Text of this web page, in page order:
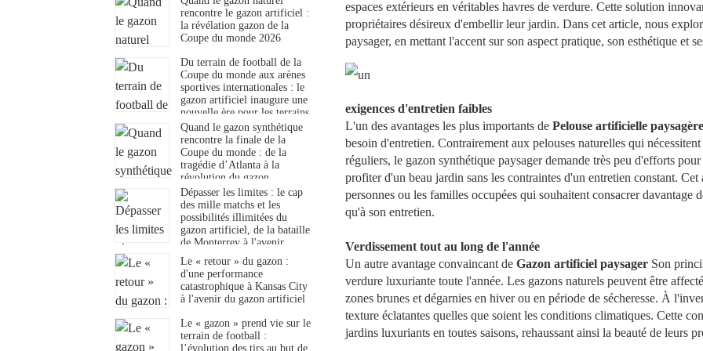
rencontre le gazon artificiel :
la révélation gazon de la
Coupe du monde 2026
Du terrain de football de la
Coupe du monde aux arènes
sportives internationales : le
gazon artificiel inaugure une
nouvelle ère pour les terrains
de football.
Quand le gazon synthétique
rencontre la finale de la
Coupe du monde : de la
tragédie d’Atlanta à la
révolution du gazon
synthétique
Dépasser les limites : le cap
des mille matchs et les
possibilités illimitées du
gazon artificiel, de la bataille
de Monterrey à l'avenir
Le « retour » du gazon :
d'une performance
catastrophique à Kansas City
à l'avenir du gazon artificiel
Le « gazon » prend vie sur le
terrain de football :
l’évolution des tirs au but de
espaces extérieurs en véritables havres de verdure. Cette solution
propriétaires désireux d'embellir leur jardin. Dans cet article, nous
paysager, en mettant l'accent sur son aspect pratique, son esthétique et
exigences d'entretien faibles
L'un des avantages les plus importants de Pelouse artificielle paysagère
besoin d'entretien. Contrairement aux pelouses naturelles qui
réguliers, le gazon synthétique paysager demande très peu d'efforts
profiter d'un beau jardin sans les contraintes d'un entretien constant.
personnes ou les familles occupées qui souhaitent consacrer davantage
qu'à son entretien.
Verdissement tout au long de l'année
Un autre avantage convaincant de Gazon artificiel paysager Son
verdure luxuriante toute l'année. Les gazons naturels peuvent être
zones brunes et dégarnies en hiver ou en période de sécheresse. À
texture éclatantes quelles que soient les conditions climatiques. Cette
jardins luxuriants en toutes saisons, rehaussant ainsi la beauté de leurs